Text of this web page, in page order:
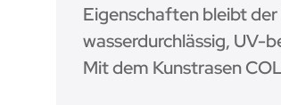
Eigenschaften bleibt der
wasserdurchlässig, UV-
Mit dem Kunstrasen